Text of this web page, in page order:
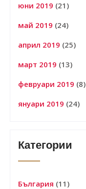
юни 2019 (21)
май 2019 (24)
април 2019 (25)
март 2019 (13)
февруари 2019 (8)
януари 2019 (24)
Категории
България (11)